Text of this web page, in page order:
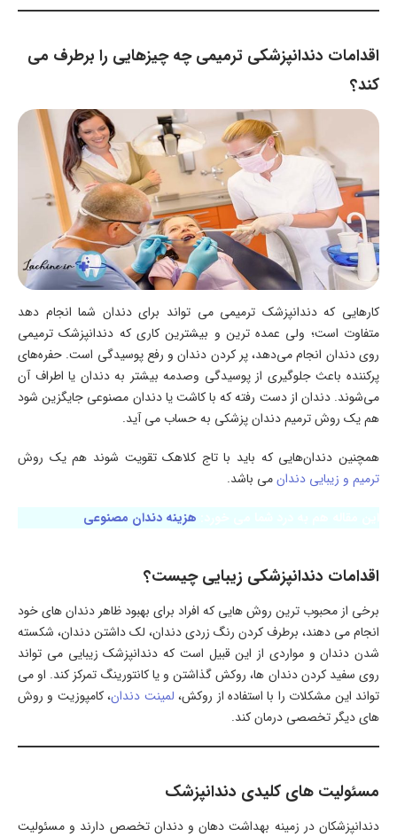
اقدامات دندانپزشکی ترمیمی چه چیزهایی را برطرف می
کند؟
کارهایی که دندانپزشک ترمیمی می تواند برای دندان شما انجام دهد
متفاوت است؛ ولی عمده ترین و بیشترین کاری که دندانپزشک ترمیمی
روی دندان انجام می‌دهد، پر کردن دندان و رفع پوسیدگی است. حفره‌های
پرکننده باعث جلوگیری از پوسیدگی وصدمه بیشتر به دندان یا اطراف آن
می‌شوند. دندان از دست رفته که با کاشت یا دندان مصنوعی جایگزین شود
هم یک روش ترمیم دندان پزشکی به حساب می آید.
همچنین دندان‌هایی که باید با تاج کلاهک تقویت شوند هم یک روش
ترمیم و زیبایی دندانمی باشد.
هزینه دندان مصنوعی
اقدامات دندانپزشکی زیبایی چیست؟
برخی از محبوب ترین روش هایی که افراد برای بهبود ظاهر دندان های خود
انجام می دهند، برطرف کردن رنگ زردی دندان، لک داشتن دندان، شکسته
شدن دندان و مواردی از این قبیل است که دندانپزشک زیبایی می تواند
روی سفید کردن دندان ها، روکش گذاشتن و یا کانتورینگ تمرکز کند. او می
تواند این مشکلات را با استفاده از روکش، لمینت دندان، کامپوزیت و روش
های دیگر تخصصی درمان کند.
مسئولیت های کلیدی دندانپزشک
دندانپزشکان در زمینه بهداشت دهان و دندان تخصص دارند و مسئولیت